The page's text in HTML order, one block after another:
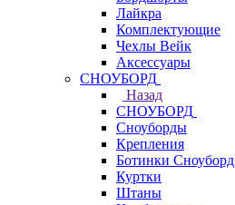
Лайкра
Комплектующие
Чехлы Вейк
Аксессуары
СНОУБОРД
Назад
СНОУБОРД
Сноуборды
Крепления
Ботинки Сноуборд
Куртки
Штаны